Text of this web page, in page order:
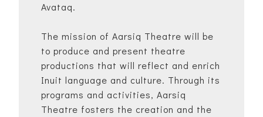
Avataq.
The mission of Aarsiq Theatre will be
to produce and present theatre
productions that will reflect and enrich
Inuit language and culture. Through its
programs and activities, Aarsiq
Theatre fosters the creation and the